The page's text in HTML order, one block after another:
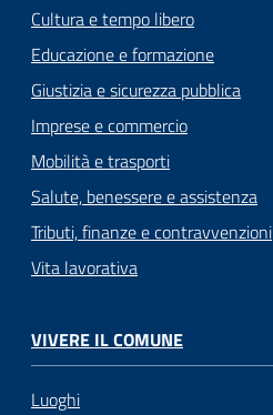
Seguici
su
Cultura e tempo libero
Educazione e formazione
Giustizia e sicurezza pubblica
Imprese e commercio
Mobilità e trasporti
Salute, benessere e assistenza
Tributi, finanze e contravvenzioni
Vita lavorativa
VIVERE IL COMUNE
Luoghi